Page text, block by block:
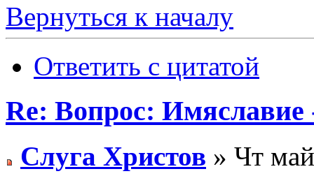
Вернуться к началу
Ответить с цитатой
Re: Вопрос: Имяславие
Слуга Христов » Чт